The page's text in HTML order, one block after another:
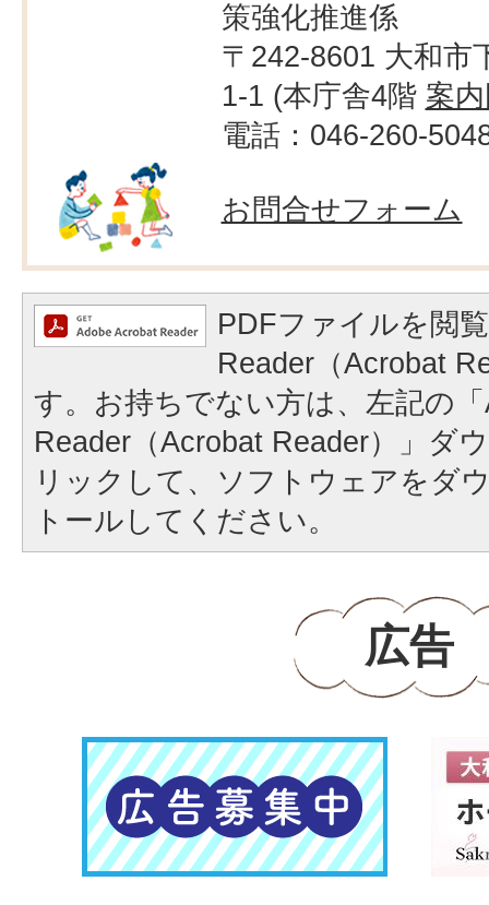
策強化推進係
〒242-8601 大和市
1-1 (本庁舎4階 案
電話：046-260-
お問合せフォーム
PDFファイルを閲
Reader（Acrobat
す。お持ちでない方は、左記の
Reader（Acrobat Reader）」ダ
リックして、ソフトウェアをダ
トールしてください。
広告